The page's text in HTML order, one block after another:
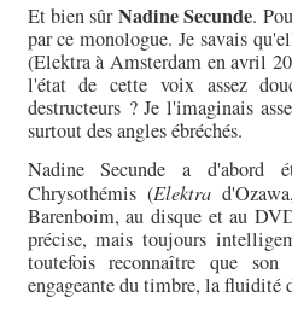
Et bien sûrNadine Secunde.
par ce monologue. Je savais
(Elektra à Amsterdam en avril
l'état de cette voix assez
destructeurs ? Je l'imaginais
surtout des angles ébréchés.
Nadine Secunde a d'abord
Chrysothémis (Elektra
Barenboim, au disque et au
précise, mais toujours
toutefois reconnaître que
engageante du timbre, la fluidité